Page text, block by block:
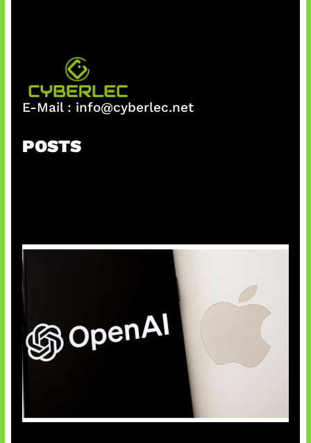
E-Mail : info@cyberlec.net
POSTS